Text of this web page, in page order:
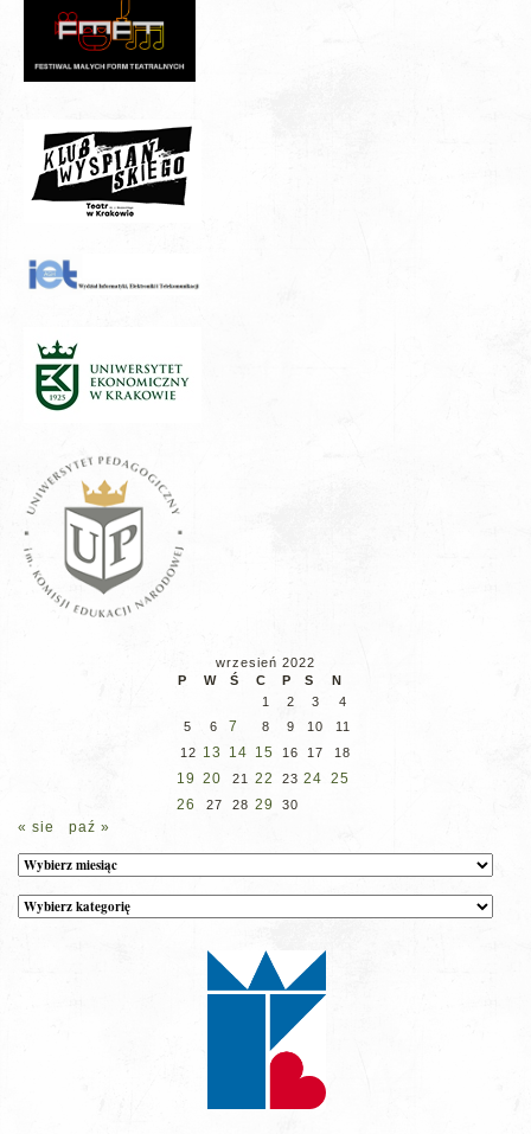
wrzesień 2022
P
W Ś C P S
N
1
2 3
4
5
6 7 8 9 10
11
12 13 14 15 16 17 18
19 20 21 22 23 24 25
26
27 28 29 30
« sie paź »
Archiwum
Kategorie
wpisów